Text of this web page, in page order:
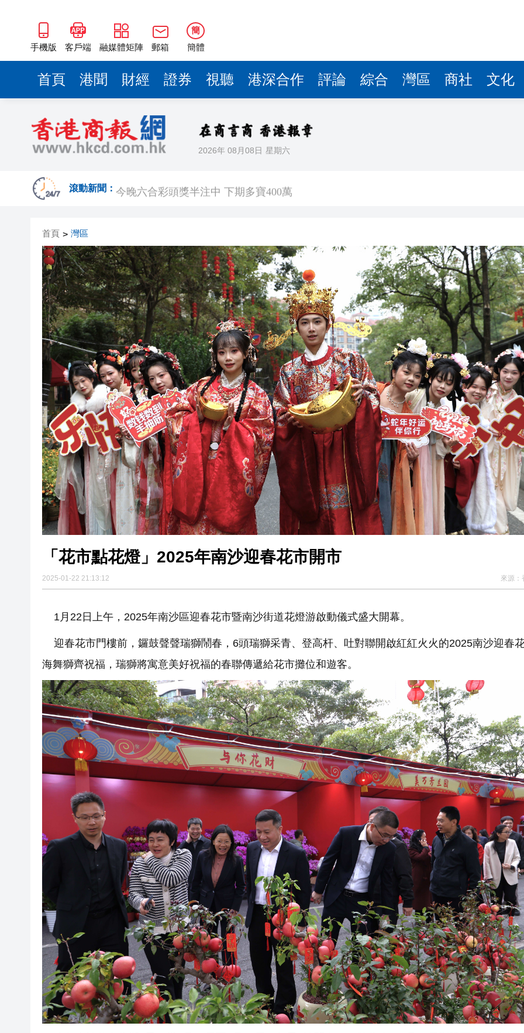
手機版 客戶端 融媒體矩陣 郵箱
簡
簡體
首頁 港聞 財經 證券 視聽 港深合作 評論 綜合 灣區 商社 文化
2026年 08月08日 星期六
滾動新聞： 今晚六合彩頭獎半注中 下期多寶400萬
屏山天水圍泳池現嘔吐物 暫時關閉消毒明早重開
有片丨《功夫女足》將登香港銀幕 周星馳率團隊造勢 劉嘉玲迪麗熱巴等驚喜現身
「滬港澳台青少年體育舞蹈交流活動」圓滿舉行
風雨過後八桂安好｜桂港直航加持 廣西推出港澳遊客門票五折優惠力拓暑期入境市場
首頁 > 灣區
「花市點花燈」2025年南沙迎春花市開市
2025-01-22 21:13:12 來源：
1月22日上午，2025年南沙區迎春花市暨南沙街道花燈游啟動儀式盛大開幕。
迎春花市門樓前，鑼鼓聲聲瑞獅鬧春，6頭瑞獅采青、登高杆、吐對聯開啟紅紅火火的2025南沙迎春
海舞獅齊祝福，瑞獅將寓意美好祝福的春聯傳遞給花市攤位和遊客。